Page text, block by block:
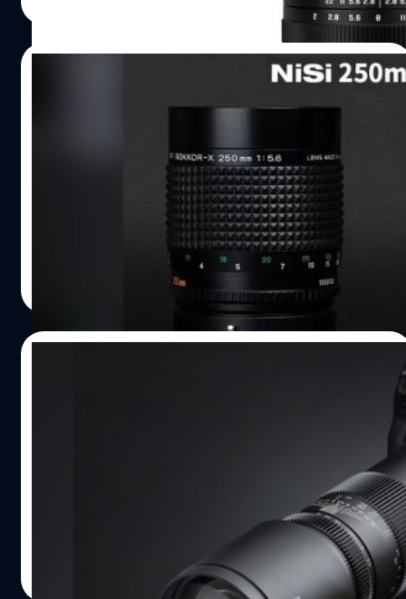
หนักตัวเพียง 270 กรัมเท่านั้น แถมเคลมว่าถูกออกแบบ
โครงสร้างชิ้นเลนส์แบบใกล้เคียง ZERO D ลดความบิดเบี้ยว
ของภาพ (Distortion) ให้ใกล้เคียงกับศูนย์หรือแทบไม่มีเลย
อีกด้วย สเปก Brightin Star 12mm F2 III ราคา Brightin
Star 12mm F2 III มีราคาค่าตัวเพียง 199…
NiSi เตรียมเปิดตัวเลนส์ 250mm F5.6 Reflex
NiSi หรือที่ช่างภาพรู้จักกันดีในฐานะแบรนด์ฟิลเตอร์ที่ช่วง
หลังเริ่มหันมาทำเลนส์ลงตลาดกับเขาบ้างแล้ว ล่าสุดเตรียม
เปิดตัวเลนส์กระจกมือหมุน '200mm F5.6 Reflex' ที่ให้โบเก้
โดนัท และเลนส์ Cine ซีรีส์ Athena อีก 3 รุ่นด้วยกัน ภายใน
| 890 days ago
TTArtisan 500mm F6.3 เลนส์มือหมุนซูเปอร์
ประกาศเปิดตัวเมาท์ใหม่สำหรับเลนส์มือหมุนซูเปอร์เทเลโฟโต
'500mm F6.3' รองรับเมาท์ FUJIFILM X/GFX/Nikon